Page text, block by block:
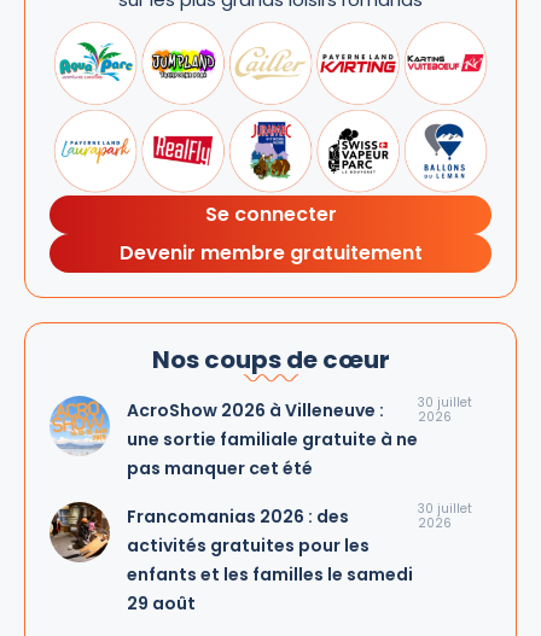
Se connecter
Devenir membre gratuitement
Nos coups de cœur
AcroShow 2026 à Villeneuve :
une sortie familiale gratuite à ne
pas manquer cet été
30 juillet
2026
Francomanias 2026 : des
activités gratuites pour les
enfants et les familles le samedi
29 août
30 juillet
2026